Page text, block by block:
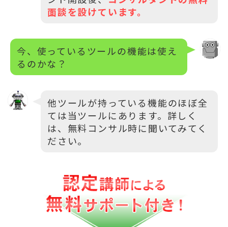
面談を設けています。
今、使っているツールの機能は使え
るのかな？
他ツールが持っている機能のほぼ全
ては当ツールにあります。詳しく
は、無料コンサル時に聞いてみてく
ださい。